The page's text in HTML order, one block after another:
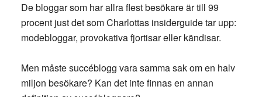
De bloggar som har allra flest besökare är till 99
procent just det som Charlottas insiderguide tar upp:
modebloggar, provokativa fjortisar eller kändisar.
Men måste succéblogg vara samma sak om en halv
miljon besökare? Kan det inte finnas en annan